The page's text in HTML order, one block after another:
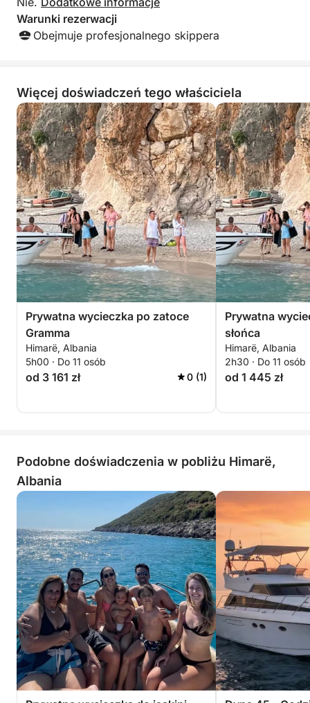
Warunki rezerwacji
Obejmuje profesjonalnego skippera
Więcej doświadczeń tego właściciela
Prywatna wycieczka po zatoce
Gramma
Himarë, Albania
5h00 · Do 11 osób
od 3 161 zł 0 (1)
Prywatna
słońca
Himarë, Albania
2h30 · Do 11 osób
od 1 445 zł
Podobne doświadczenia w pobliżu Himarë,
Albania